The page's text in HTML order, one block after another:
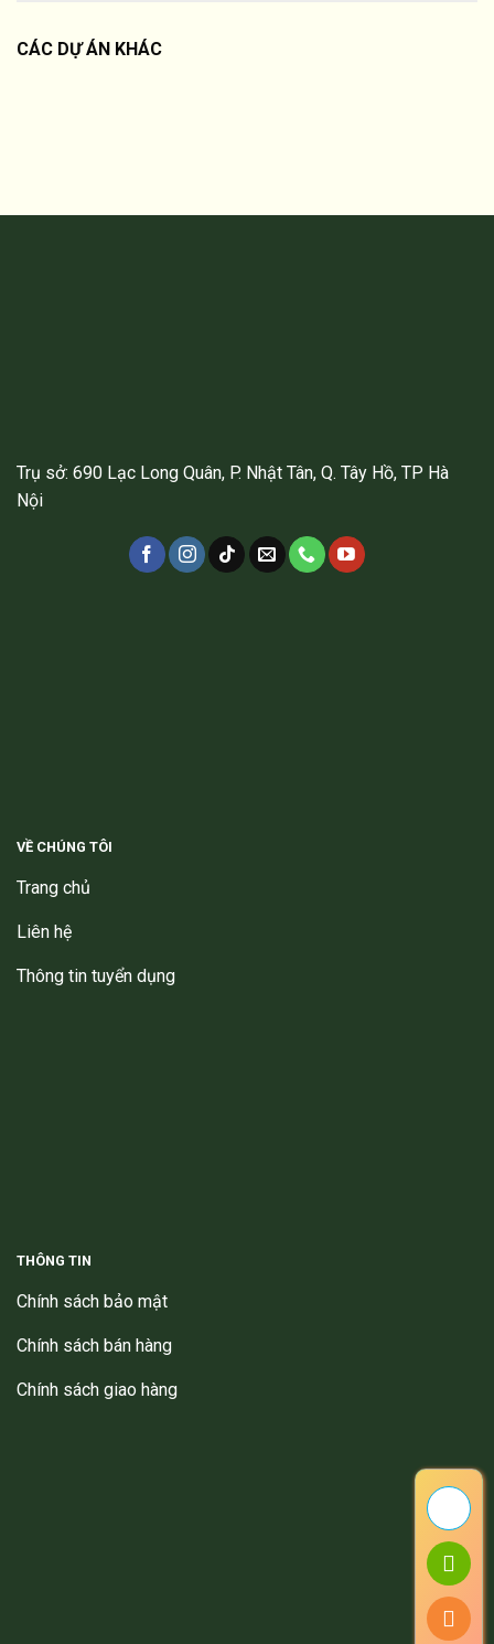
CÁC DỰ ÁN KHÁC
Trụ sở: 690 Lạc Long Quân, P. Nhật Tân, Q. Tây Hồ, TP Hà
Nội
VỀ CHÚNG TÔI
Trang chủ
Liên hệ
Thông tin tuyển dụng
THÔNG TIN
Chính sách bảo mật
Chính sách bán hàng
Chính sách giao hàng